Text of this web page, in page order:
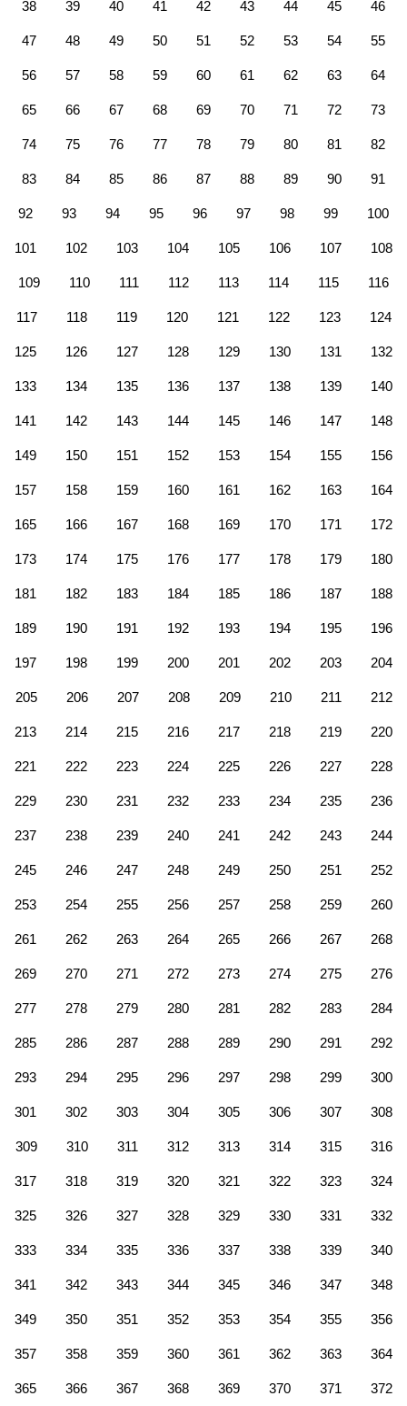
38 39 40 41 42 43 44 45 46
47 48 49 50 51 52 53 54 55
56 57 58 59 60 61 62 63 64
65 66 67 68 69 70 71 72 73
74 75 76 77 78 79 80 81 82
83 84 85 86 87 88 89 90 91
92 93 94 95 96 97 98 99 100
101 102 103 104 105 106 107 108
109 110 111 112 113 114 115 116
117 118 119 120 121 122 123 124
125 126 127 128 129 130 131 132
133 134 135 136 137 138 139 140
141 142 143 144 145 146 147 148
149 150 151 152 153 154 155 156
157 158 159 160 161 162 163 164
165 166 167 168 169 170 171 172
173 174 175 176 177 178 179 180
181 182 183 184 185 186 187 188
189 190 191 192 193 194 195 196
197 198 199 200 201 202 203 204
205 206 207 208 209 210 211 212
213 214 215 216 217 218 219 220
221 222 223 224 225 226 227 228
229 230 231 232 233 234 235 236
237 238 239 240 241 242 243 244
245 246 247 248 249 250 251 252
253 254 255 256 257 258 259 260
261 262 263 264 265 266 267 268
269 270 271 272 273 274 275 276
277 278 279 280 281 282 283 284
285 286 287 288 289 290 291 292
293 294 295 296 297 298 299 300
301 302 303 304 305 306 307 308
309 310 311 312 313 314 315 316
317 318 319 320 321 322 323 324
325 326 327 328 329 330 331 332
333 334 335 336 337 338 339 340
341 342 343 344 345 346 347 348
349 350 351 352 353 354 355 356
357 358 359 360 361 362 363 364
365 366 367 368 369 370 371 372